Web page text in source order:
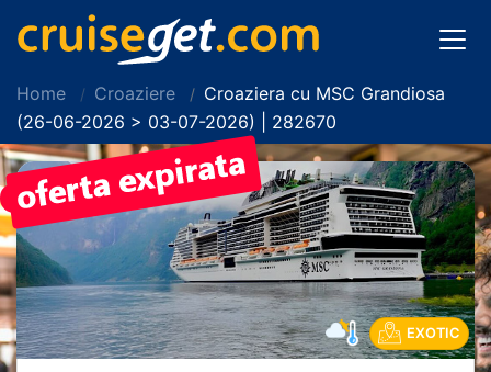
Home Croaziere
Croaziera cu MSC Grandiosa
(26-06-2026 > 03-07-2026) | 282670
PRET REDUS!
EXOTIC